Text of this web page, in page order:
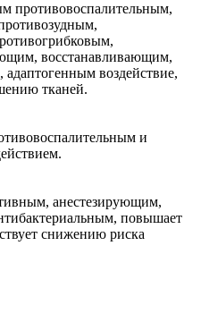
противовоспалительным,
восстанавливающим,
воздействие,
тканей.
и
анестезирующим,
повышает
снижению риска